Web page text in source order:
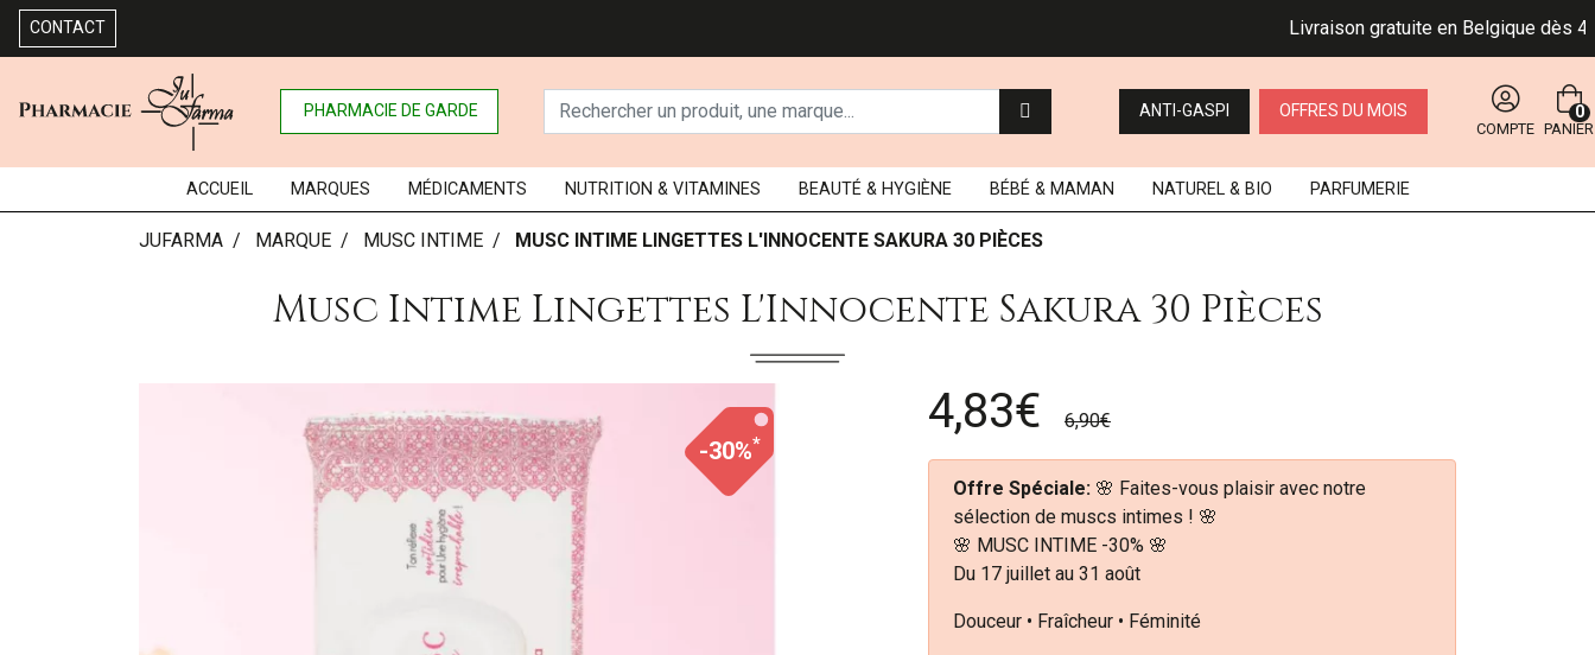
CONTACT Livraison gratuite en Belgique dès 49 €.
PHARMACIE DE GARDE ANTI-GASPI OFFRES DU MOIS
COMPTE PANIER
0
ACCUEIL MARQUES MÉDICAMENTS NUTRITION & VITAMINES BEAUTÉ & HYGIÈNE BÉBÉ & MAMAN NATUREL & BIO PARFUMERIE
JUFARMA MARQUE MUSC INTIME MUSC INTIME LINGETTES L'INNOCENTE SAKURA 30 PIÈCES
Musc Intime Lingettes L'Innocente Sakura 30 Pièces
-30%*
4,83€ 6,90€
Offre Spéciale: 🌸 Faites-vous plaisir avec notre
sélection de muscs intimes ! 🌸
🌸 MUSC INTIME -30% 🌸
Du 17 juillet au 31 août
Douceur • Fraîcheur • Féminité